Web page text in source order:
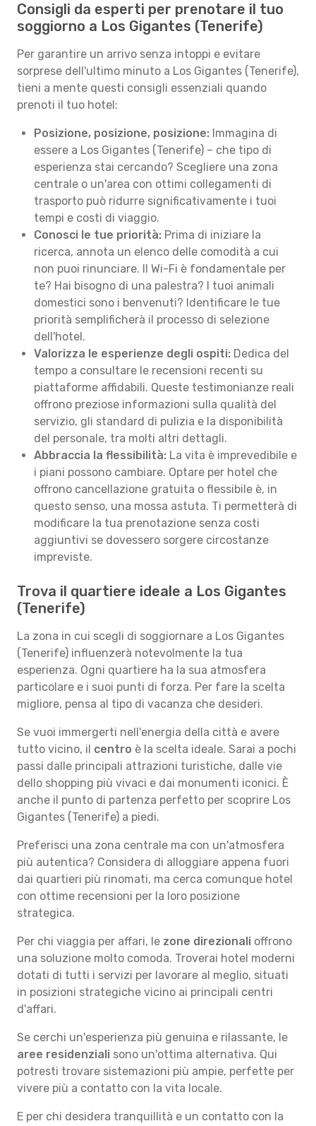
Consigli da esperti per prenotare il tuo
soggiorno a Los Gigantes (Tenerife)
Per garantire un arrivo senza intoppi e evitare
sorprese dell'ultimo minuto a Los Gigantes (Tenerife),
tieni a mente questi consigli essenziali quando
prenoti il tuo hotel:
Posizione, posizione, posizione: Immagina di
essere a Los Gigantes (Tenerife) – che tipo di
esperienza stai cercando? Scegliere una zona
centrale o un'area con ottimi collegamenti di
trasporto può ridurre significativamente i tuoi
tempi e costi di viaggio.
Conosci le tue priorità: Prima di iniziare la
ricerca, annota un elenco delle comodità a cui
non puoi rinunciare. Il Wi-Fi è fondamentale per
te? Hai bisogno di una palestra? I tuoi animali
domestici sono i benvenuti? Identificare le tue
priorità semplificherà il processo di selezione
dell'hotel.
Valorizza le esperienze degli ospiti: Dedica del
tempo a consultare le recensioni recenti su
piattaforme affidabili. Queste testimonianze reali
offrono preziose informazioni sulla qualità del
servizio, gli standard di pulizia e la disponibilità
del personale, tra molti altri dettagli.
Abbraccia la flessibilità: La vita è imprevedibile e
i piani possono cambiare. Optare per hotel che
offrono cancellazione gratuita o flessibile è, in
questo senso, una mossa astuta. Ti permetterà di
modificare la tua prenotazione senza costi
aggiuntivi se dovessero sorgere circostanze
impreviste.
Trova il quartiere ideale a Los Gigantes
(Tenerife)
La zona in cui scegli di soggiornare a Los Gigantes
(Tenerife) influenzerà notevolmente la tua
esperienza. Ogni quartiere ha la sua atmosfera
particolare e i suoi punti di forza. Per fare la scelta
migliore, pensa al tipo di vacanza che desideri.
Se vuoi immergerti nell'energia della città e avere
tutto vicino, il centro è la scelta ideale. Sarai a pochi
passi dalle principali attrazioni turistiche, dalle vie
dello shopping più vivaci e dai monumenti iconici. È
anche il punto di partenza perfetto per scoprire Los
Gigantes (Tenerife) a piedi.
Preferisci una zona centrale ma con un'atmosfera
più autentica? Considera di alloggiare appena fuori
dai quartieri più rinomati, ma cerca comunque hotel
con ottime recensioni per la loro posizione
strategica.
Per chi viaggia per affari, le zone direzionali offrono
una soluzione molto comoda. Troverai hotel moderni
dotati di tutti i servizi per lavorare al meglio, situati
in posizioni strategiche vicino ai principali centri
d'affari.
Se cerchi un'esperienza più genuina e rilassante, le
aree residenziali sono un'ottima alternativa. Qui
potresti trovare sistemazioni più ampie, perfette per
vivere più a contatto con la vita locale.
E per chi desidera tranquillità e un contatto con la